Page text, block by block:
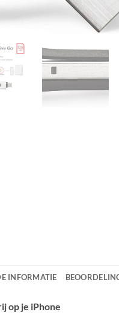
INFORMATIE
op je iPhone